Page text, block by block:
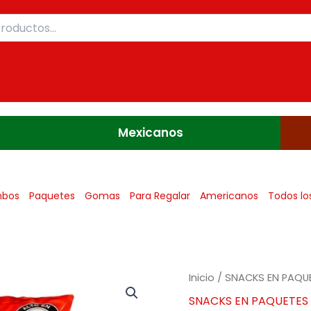
Mexicanos
Paquetes Gomas Para Regalar Americanos Todos
Inicio / SNACKS EN
SNACKS EN PAQUETES